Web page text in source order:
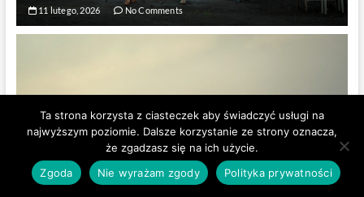
11 lutego, 2026 No Comments
Ta strona korzysta z ciasteczek aby świadczyć usługi na
najwyższym poziomie. Dalsze korzystanie ze strony oznacza,
że zgadzasz się na ich użycie.
Zgoda
Nie wyrażam zgody Polityka prywatności